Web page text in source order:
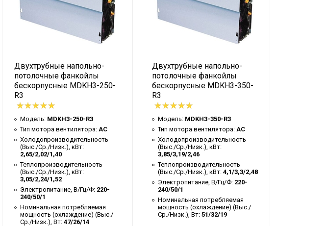
Двухтрубные напольно-
потолочные фанкойлы
бескорпусные MDKH3-250-
R3
Модель: MDKH3-250-R3
Тип мотора вентилятора: AC
Холодопроизводительность
(Выс./Ср./Низк.), кВт:
2,65/2,02/1,40
Теплопроизводительность
(Выс./Ср./Низк.), кВт:
3,05/2,24/1,52
Электропитание, В/Гц/Ф: 220-
240/50/1
Номинальная потребляемая
мощность (охлаждение) (Выс./
Ср./Низк.), Вт: 47/26/14
Двухтрубные напольно-
потолочные фанкойлы
бескорпусные MDKH3-350-
R3
Модель: MDKH3-350-R3
Тип мотора вентилятора: AC
Холодопроизводительность
(Выс./Ср./Низк.), кВт:
3,85/3,19/2,46
Теплопроизводительность
(Выс./Ср./Низк.), кВт: 4,1/3,3/2,48
Электропитание, В/Гц/Ф: 220-
240/50/1
Номинальная потребляемая
мощность (охлаждение) (Выс./
Ср./Низк.), Вт: 51/32/19